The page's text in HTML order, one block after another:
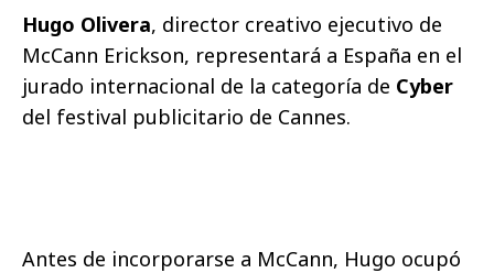
Hugo Olivera, director creativo ejecutivo de
McCann Erickson, representará a España en el
jurado internacional de la categoría de Cyber
del festival publicitario de Cannes.
Antes de incorporarse a McCann, Hugo ocupó